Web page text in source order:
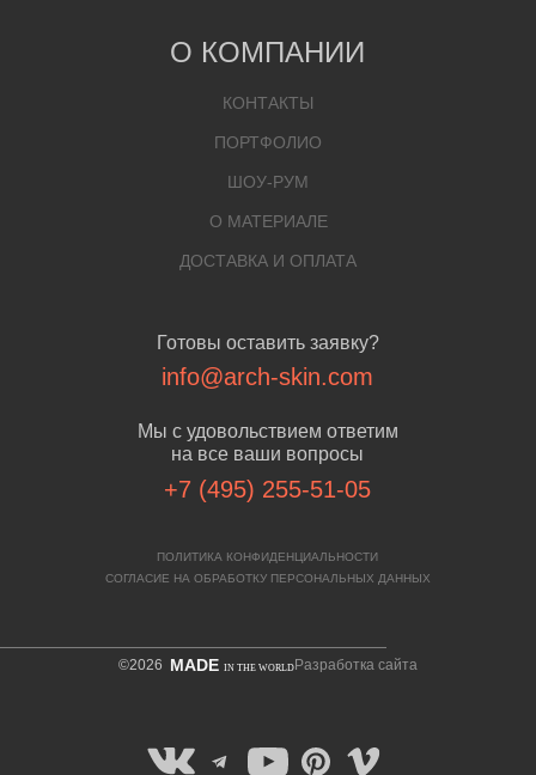
Готовы оставить заявку?
info@arch-skin.com
Мы с удовольствием ответим
на все ваши вопросы
+7 (495) 255-51-05
ПОЛИТИКА КОНФИДЕНЦИАЛЬНОСТИ
СОГЛАСИЕ НА ОБРАБОТКУ ПЕРСОНАЛЬНЫХ ДАННЫХ
О КОМПАНИИ
КОНТАКТЫ
ПОРТФОЛИО
ШОУ-РУМ
О МАТЕРИАЛЕ
ДОСТАВКА И ОПЛАТА
©2026 MADE IN THE WORLDРазработка сайта